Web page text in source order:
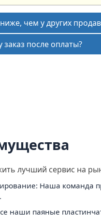
чем у других
заказ после оплаты?
лучший сервис на
Наша команда
наши паяные